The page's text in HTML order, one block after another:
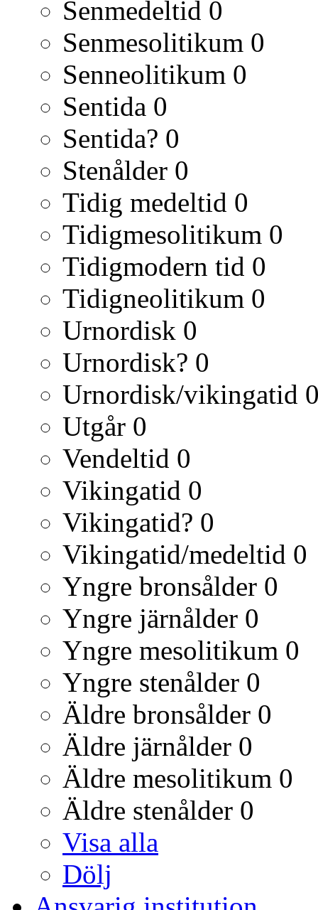
Senmedeltid 0
Senmesolitikum 0
Senneolitikum 0
Sentida 0
Sentida? 0
Stenålder 0
Tidig medeltid 0
Tidigmesolitikum 0
Tidigmodern tid 0
Tidigneolitikum 0
Urnordisk 0
Urnordisk? 0
Urnordisk/vikingatid
Utgår 0
Vendeltid 0
Vikingatid 0
Vikingatid? 0
Vikingatid/medeltid 0
Yngre bronsålder 0
Yngre järnålder 0
Yngre mesolitikum 0
Yngre stenålder 0
Äldre bronsålder 0
Äldre järnålder 0
Äldre mesolitikum 0
Äldre stenålder 0
Visa alla
Dölj